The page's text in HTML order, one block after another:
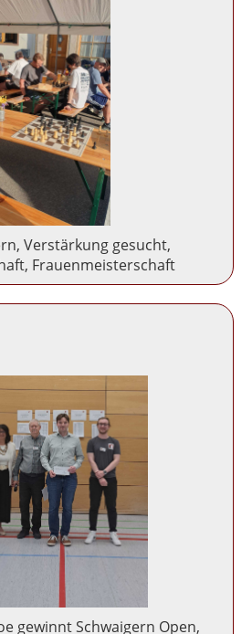
Verstärkung gesucht,
Frauenmeisterschaft
gewinnt Schwaigern Open,